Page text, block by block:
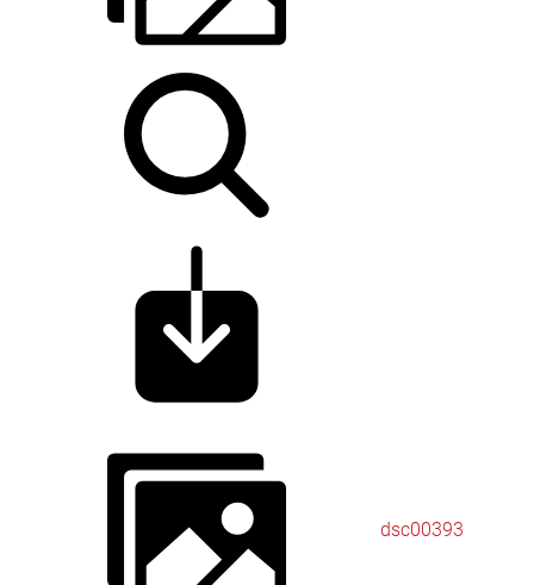
dsc00393